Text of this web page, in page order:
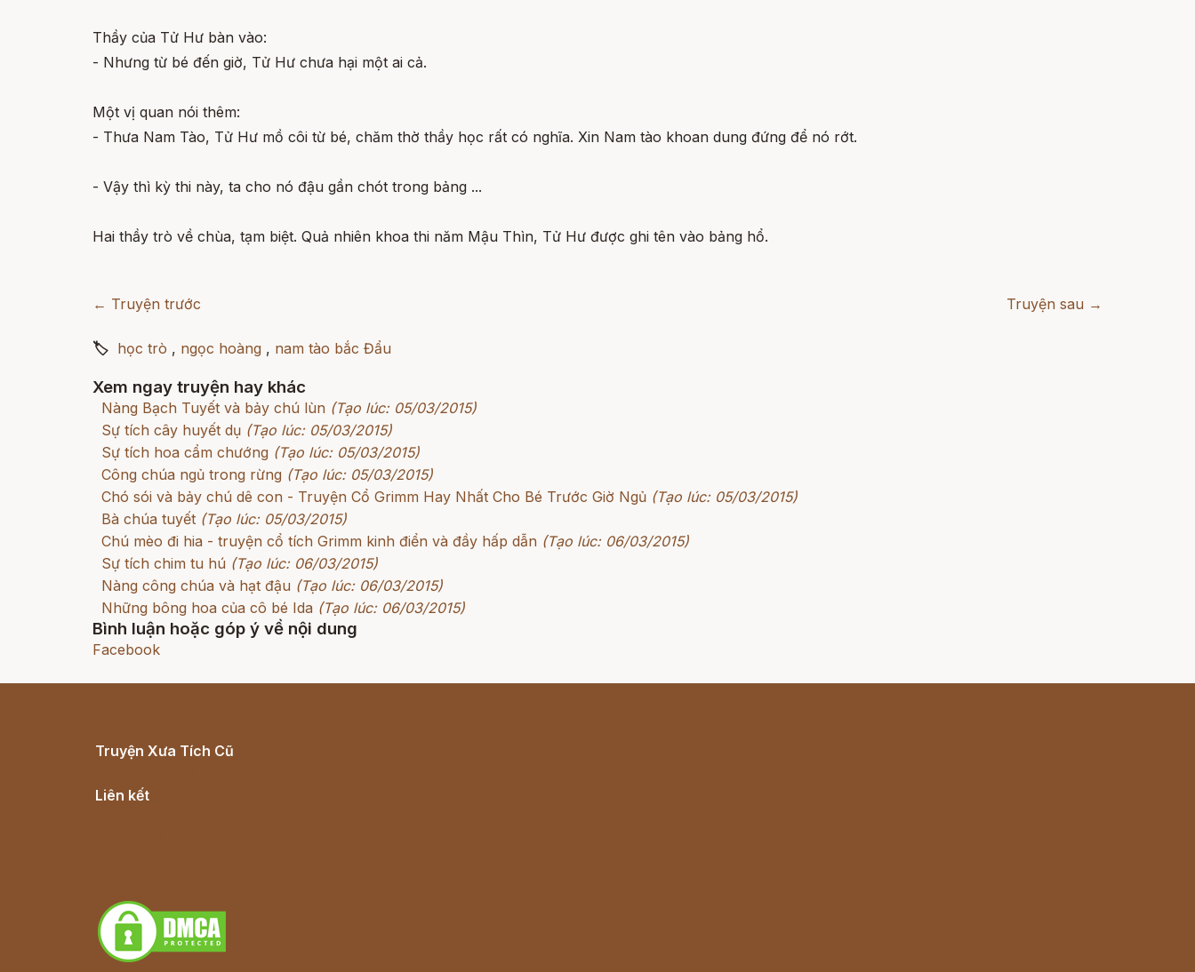
Thầy của Tử Hư bàn vào:
- Nhưng từ bé đến giờ, Tử Hư chưa hại một ai cả.
Một vị quan nói thêm:
- Thưa Nam Tào, Tử Hư mồ côi từ bé, chăm thờ thầy học rất có nghĩa. Xin Nam tào khoan dung đứng để nó rớt.
- Vậy thì kỳ thi này, ta cho nó đậu gần chót trong bảng ...
Hai thầy trò về chùa, tạm biệt. Quả nhiên khoa thi năm Mậu Thìn, Tử Hư được ghi tên vào bảng hổ.
← Truyện trước Truyện sau →
🏷 học trò , ngọc hoàng , nam tào bắc Đẩu
Xem ngay truyện hay khác
Nàng Bạch Tuyết và bảy chú lùn (Tạo lúc: 05/03/2015)
Sự tích cây huyết dụ (Tạo lúc: 05/03/2015)
Sự tích hoa cẩm chướng (Tạo lúc: 05/03/2015)
Công chúa ngủ trong rừng (Tạo lúc: 05/03/2015)
Chó sói và bảy chú dê con - Truyện Cổ Grimm Hay Nhất Cho Bé Trước Giờ Ngủ (Tạo lúc: 05/03/2015)
Bà chúa tuyết (Tạo lúc: 05/03/2015)
Chú mèo đi hia - truyện cổ tích Grimm kinh điển và đầy hấp dẫn (Tạo lúc: 06/03/2015)
Sự tích chim tu hú (Tạo lúc: 06/03/2015)
Nàng công chúa và hạt đậu (Tạo lúc: 06/03/2015)
Những bông hoa của cô bé Ida (Tạo lúc: 06/03/2015)
Bình luận hoặc góp ý về nội dung
Facebook
Truyện Xưa Tích Cũ
Liên kết